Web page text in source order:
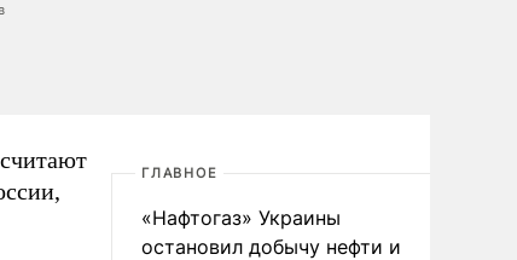
ГЛАВНОЕ
«Нафтогаз» Украины
остановил добычу нефти и